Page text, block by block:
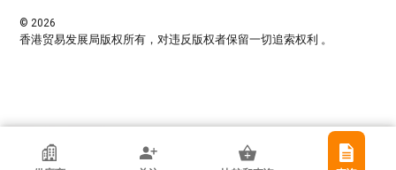
香港贸发局参展商
© 2026
香港贸易发展局版权所有，对违反版权者保留一切追索权利 。